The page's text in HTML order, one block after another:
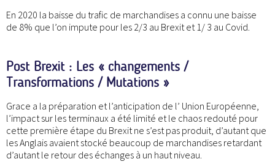
En 2020 la baisse du trafic de marchandises a connu une baisse
de 8% que l’on impute pour les 2/3 au Brexit et 1/ 3 au Covid.
Post Brexit : Les « changements /
Transformations / Mutations »
Grace a la préparation et l’anticipation de l’ Union Européenne,
l’impact sur les terminaux a été limité et le chaos redouté pour
cette première étape du Brexit ne s’est pas produit, d’autant que
les Anglais avaient stocké beaucoup de marchandises retardant
d’autant le retour des échanges à un haut niveau.